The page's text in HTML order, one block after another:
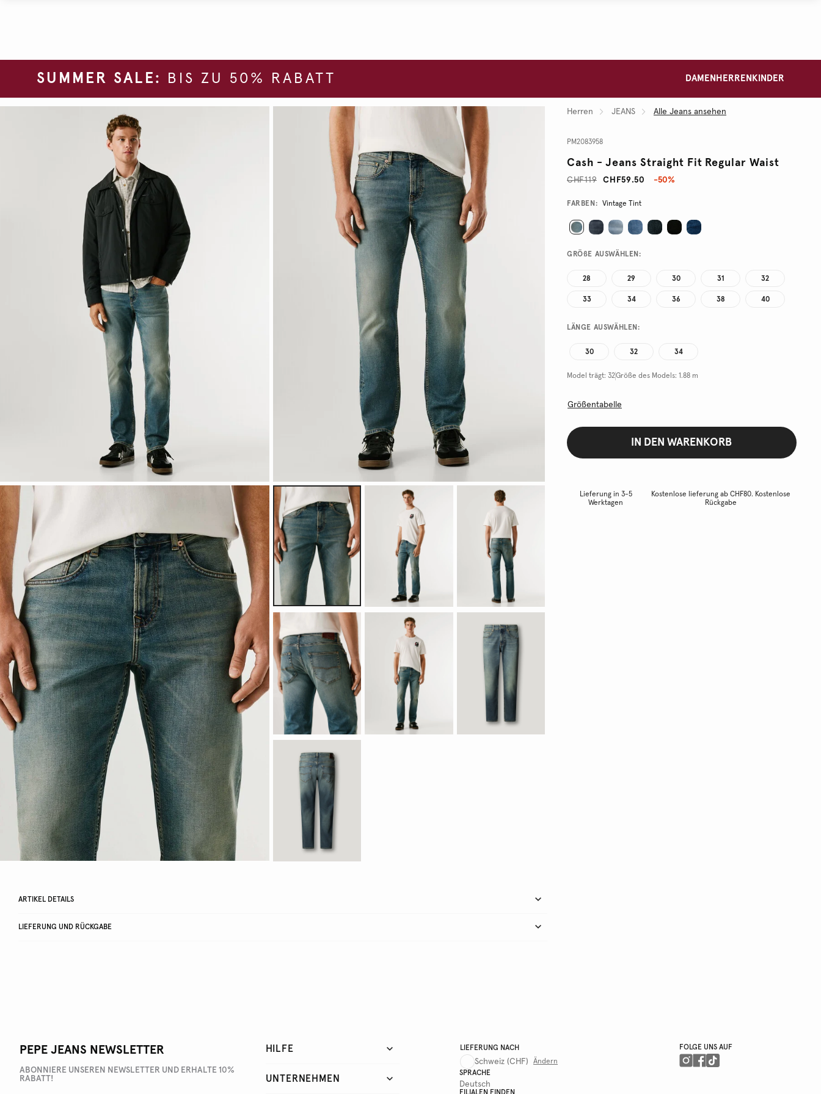
SUMMER SALE: BIS ZU 50% RABATT DAMEN HERREN KINDER
Herren JEANS Alle Jeans ansehen
PM2083958
Cash - Jeans Straight Fit Regular Waist
CHF59.50
CHF119 -50%
Promotions
Variations
FARBEN: Vintage Tint
GRÖßE AUSWÄHLEN:
28 29 30 31 32
33 34 36 38 40
LÄNGE AUSWÄHLEN:
30 32 34
Model trägt: 32Größe des Models: 1.88 m
Größentabelle
IN DEN WARENKORB
Lieferung in 3-5
Werktagen
Kostenlose lieferung ab CHF80. Kostenlose
Rückgabe
ARTIKEL DETAILS
LIEFERUNG UND RÜCKGABE
PEPE JEANS NEWSLETTER
ABONNIERE UNSEREN NEWSLETTER UND ERHALTE 10%
RABATT!
HILFE
UNTERNEHMEN
LIEFERUNG NACH
Schweiz (CHF)
Ändern
SPRACHE
Deutsch
FOLGE UNS AUF